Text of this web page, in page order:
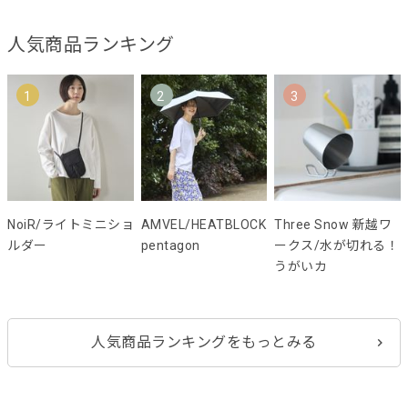
人気商品ランキング
1
NoiR/ライトミニショ
ルダー
2
AMVEL/HEATBLOCK
pentagon
3
Three Snow 新越ワ
ークス/水が切れる！
うがいカ
人気商品ランキングをもっとみる